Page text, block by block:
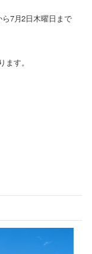
7月2日木曜日まで
す。